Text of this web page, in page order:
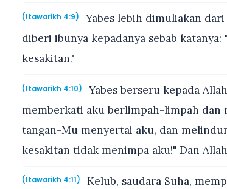
(1tawarikh 4:9)
Yabes lebih dimuliakan
diberi ibunya kepadanya sebab
kesakitan."
(1tawarikh 4:10)
Yabes berseru kepada
memberkati aku berlimpah-limpah dan
tangan-Mu menyertai aku, dan
kesakitan tidak menimpa aku!" Dan
(1tawarikh 4:11) Kelub, saudara Suha,